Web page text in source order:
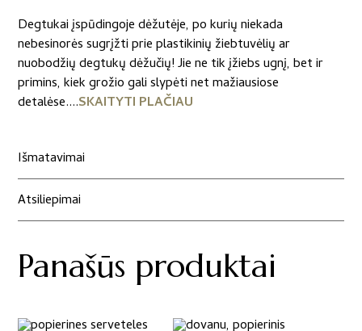
Degtukai įspūdingoje dėžutėje, po kurių niekada
nebesinorės sugrįžti prie plastikinių žiebtuvėlių ar
nuobodžių degtukų dėžučių! Jie ne tik įžiebs ugnį, bet ir
primins, kiek grožio gali slypėti net mažiausiose
detalėse....SKAITYTI PLAČIAU
Išmatavimai
Atsiliepimai
Panašūs produktai